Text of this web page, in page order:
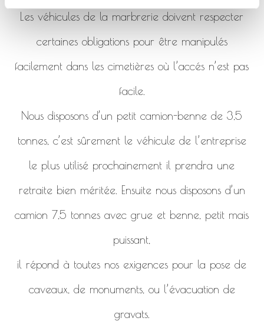
Les véhicules de la marbrerie doivent respecter
certaines obligations pour être manipulés
facilement dans les cimetières où l’accés n’est pas
facile.
Nous disposons d’un petit camion-benne de 3,5
tonnes, c’est sûrement le véhicule de l’entreprise
le plus utilisé prochainement il prendra une
retraite bien méritée. Ensuite nous disposons d’un
camion 7,5 tonnes avec grue et benne, petit mais
puissant,
il répond à toutes nos exigences pour la pose de
caveaux, de monuments, ou l’évacuation de
gravats.